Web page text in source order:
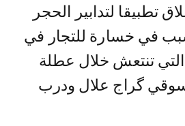
تطبيقا لتدابير الحجر
في خسارة للتجار في
تنتعش خلال عطلة
سوقي گراج علال ودرب